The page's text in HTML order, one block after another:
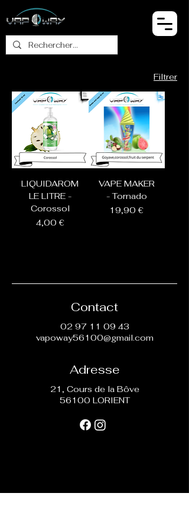
Filtrer
LIQUIDAROM
LE LITRE -
Corossol
Prix
4,00 €
VAPE MAKER
- Tornado
Prix
19,90 €
Contact
02 97 11 09 43
vapoway56100@gmail.com
Adresse
21, Cours de la Bôve
56100 LORIENT